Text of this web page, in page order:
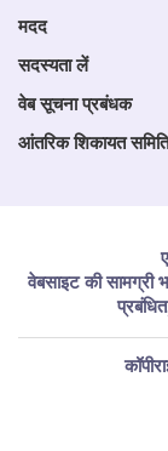
मदद
सदस्यता लें
वेब सूचना प्रबंधक
आंतरिक शिकायत समिति
वेबसाइट की सामग्री